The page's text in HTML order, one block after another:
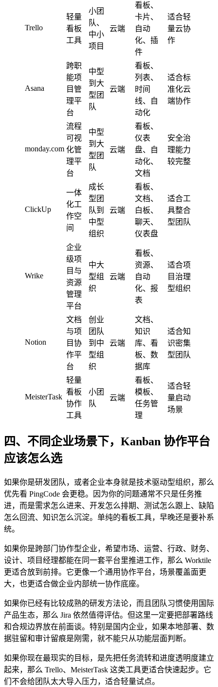
Trello
轻量
看板
工具
小团
队、
中小
项目
云端
看板、
卡片、
自动
化、插
件
适合轻
量云协
作
Asana
跨职
能项
目管
理平
台
中型
到大
型团
队
云端
看板、
列表、
时间
线、自
动化
适合标
准化云
端协作
monday.com
流程
可视
化管
理平
台
中型
到大
型团
队
云端
看板、
仪表
盘、自
动化、
文档
安全治
理能力
较完整
ClickUp
一体
化工
作空
间
成长
型团
队到
中型
组织
云端
看板、
文档、
白板、
聊天、
仪表盘
适合工
具整合
型团队
Wrike
企业
级项
目与
资源
管理
平台
中大
型组
织
云端
看板、
资源、
自动
化、报
表
适合项
目治理
型组织
Notion
文档
与项
目协
作平
台
创业
团队
到中
型组
织
云端
文档、
知识
库、看
板、数
据库
适合知
识密集
型团队
MeisterTask
轻量
看板
协作
工具
小团
队
云端
看板、
模板、
任务管
理
适合轻
量启动
场景
四、不同企业场景下，Kanban 协作平台
应该怎么选
如果你是研发团队，或者企业本身就是技术驱动型组织，那么
优先看 PingCode 会更稳。因为你的问题通常不只是任务推
进，而是需求怎么进来、开发怎么排期、测试怎么跟上、缺陷
怎么回流、知识怎么沉淀。单纯的看板工具，早晚还是要补系
统。
如果你是跨部门协作型企业，希望市场、运营、行政、财务、
设计、项目经理都能在同一套平台里推进工作，那么 Worktile
更适合放到前排。它更像一个通用协作平台，场景覆盖面更
大，也更适合做企业内部统一协作底座。
如果你已经有比较成熟的研发方法论，而且团队习惯使用国际
产品生态，那么 Jira 依然值得评估。但这里一定要把部署路线
和合规边界放在前面谈。特别是国内企业，如果本地部署、数
据驻留和审计留痕是刚需，就不能只从功能层面判断。
如果你现在最现实的目标，是先把任务流转和进度透明度建立
起来，那么 Trello、MeisterTask 这类工具更适合快速起步。它
们不会给团队太大导入压力，适合轻量试点。